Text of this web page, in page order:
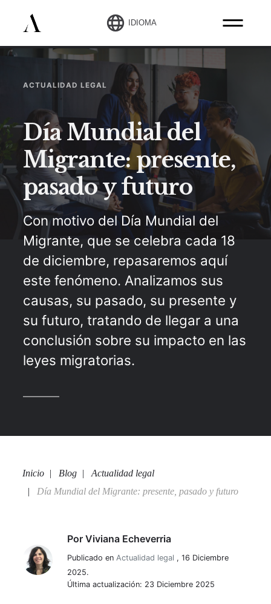
IDIOMA
ACTUALIDAD LEGAL
Día Mundial del
Migrante: presente,
pasado y futuro
Con motivo del Día Mundial del
Migrante, que se celebra cada 18
de diciembre, repasaremos aquí
este fenómeno. Analizamos sus
causas, su pasado, su presente y
su futuro, tratando de llegar a una
conclusión sobre su impacto en las
leyes migratorias.
Inicio Blog
Actualidad legal
Día Mundial del Migrante: presente, pasado y futuro
Viviana Echeverria
PorViviana Echeverria
Publicado en Actualidad legal ,16 Diciembre
2025.
Última actualización: 23 Diciembre 2025